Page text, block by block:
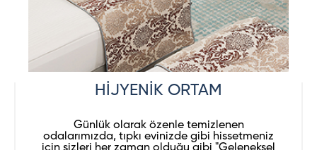
HİJYENİK ORTAM
Günlük olarak özenle temizlenen
odalarımızda, tıpkı evinizde gibi hissetmeniz